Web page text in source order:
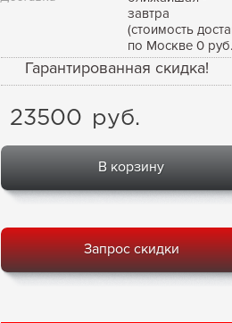
завтра
(стоимость
по Москве 0
Гарантированная скидка!
23500 руб.
В корзину
Запрос скидки